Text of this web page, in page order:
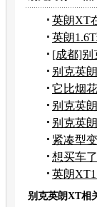
英朗XT
礼包
英朗
元
[成都]别
补贴
别克英
潢
它比烟
车
别克英
包
别克英
元
紧凑型
车型
想买车
过
英朗
礼包
别克英朗XT相